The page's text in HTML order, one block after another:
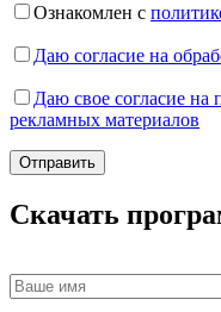
Ознакомлен с
Даю согласие на
Даю свое согласие
рекламных материалов
Скачать